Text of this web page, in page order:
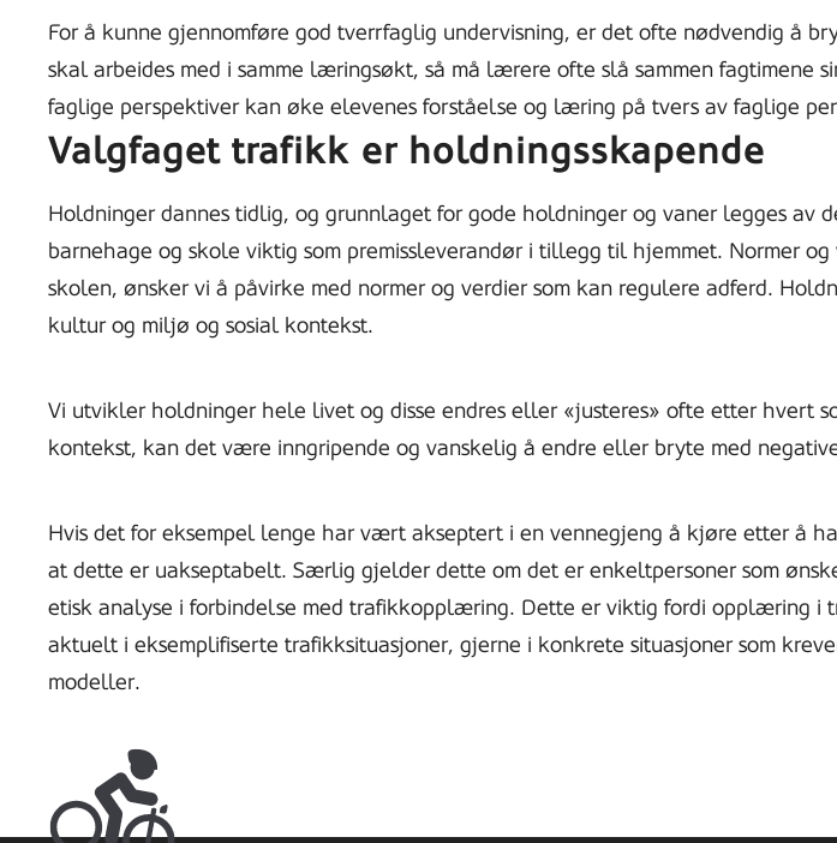
For å kunne gjennomføre god tverrfaglig undervisning, er det ofte nødvendig å
skal arbeides med i samme læringsøkt, så må lærere ofte slå sammen
faglige perspektiver kan øke elevenes forståelse og læring på tvers av faglige
Valgfaget trafikk er holdningsskapende
Holdninger dannes tidlig, og grunnlaget for gode holdninger og vaner legges av
barnehage og skole viktig som premissleverandør i tillegg til hjemmet. Normer
skolen, ønsker vi å påvirke med normer og verdier som kan regulere adferd.
kultur og miljø og sosial kontekst.
Vi utvikler holdninger hele livet og disse endres eller «justeres» ofte etter hvert
kontekst, kan det være inngripende og vanskelig å endre eller bryte med
Hvis det for eksempel lenge har vært akseptert i en vennegjeng å kjøre etter å
at dette er uakseptabelt. Særlig gjelder dette om det er enkeltpersoner som
etisk analyse i forbindelse med trafikkopplæring. Dette er viktig fordi opplæring i
aktuelt i eksemplifiserte trafikksituasjoner, gjerne i konkrete situasjoner som
modeller.